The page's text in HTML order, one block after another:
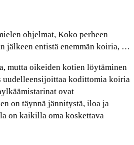
ohjelmat, Koko perheen
jälkeen entistä enemmän koiria, …
mutta oikeiden kotien löytäminen
uudelleensijoittaa kodittomia koiria
ovat
on täynnä jännitystä, iloa ja
on kaikilla oma koskettava